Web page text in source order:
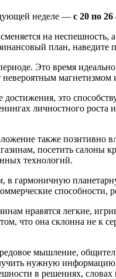
неделе — с 20 по
на неспешность,
план, наведите
Это время
магнетизмом
это
личностного
также позитивно
посетить салоны
технологий.
в гармоничную
способности,
нравятся легкие,
что она склонна не к
мышление,
нужную
в решениях,